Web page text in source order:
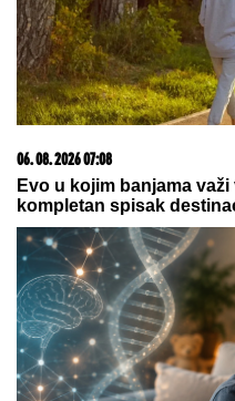
06. 08. 2026 07:08
Evo u kojim banjama
kompletan spisak